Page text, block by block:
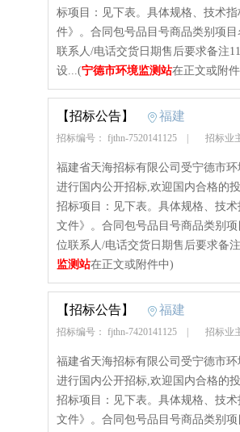
标项目：见下表。具体规格、技术
件》。合同包号品目号商品类别项
联系人/电话交货日期售后要求备注
设...(宁德市环境监测站在正文或附
【招标公告】 福建
招标编号： fjthn-7520141125 招标业
福建省天海招标有限公司受宁德市
进行国内公开招标,欢迎国内合格的
招标项目：见下表。具体规格、技
文件》。合同包号品目号商品类别
位联系人/电话交货日期售后要求备
监测站在正文或附件中)
【招标公告】 福建
招标编号： fjthn-7420141125 招标业
福建省天海招标有限公司受宁德市
进行国内公开招标,欢迎国内合格的
招标项目：见下表。具体规格、技
文件》。合同包号品目号商品类别